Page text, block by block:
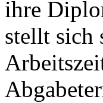
ihre
stellt sich